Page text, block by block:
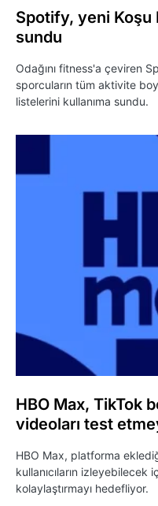
Spotify, yeni Koşu
sundu
Odağını fitness'a çeviren
sporcuların tüm aktivite
listelerini kullanıma sundu.
HBO Max, TikTok
videoları test
HBO Max, platforma
kullanıcıların izleyebilecek
kolaylaştırmayı hedefliyor.